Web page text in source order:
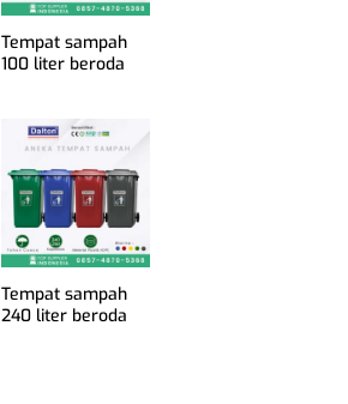
Tempat sampah
100 liter beroda
Tempat sampah
240 liter beroda